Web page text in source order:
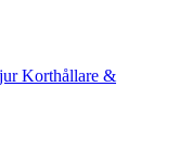
Korthållare &